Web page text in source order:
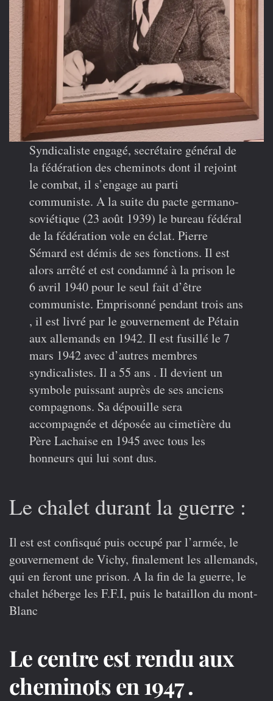
Syndicaliste engagé, secrétaire général de
la fédération des cheminots dont il rejoint
le combat, il s’engage au parti
communiste. A la suite du pacte germano-
soviétique (23 août 1939) le bureau fédéral
de la fédération vole en éclat. Pierre
Sémard est démis de ses fonctions. Il est
alors arrêté et est condamné à la prison le
6 avril 1940 pour le seul fait d’être
communiste. Emprisonné pendant trois ans
, il est livré par le gouvernement de Pétain
aux allemands en 1942. Il est fusillé le 7
mars 1942 avec d’autres membres
syndicalistes. Il a 55 ans . Il devient un
symbole puissant auprès de ses anciens
compagnons. Sa dépouille sera
accompagnée et déposée au cimetière du
Père Lachaise en 1945 avec tous les
honneurs qui lui sont dus.
Le chalet durant la guerre :
Il est est confisqué puis occupé par l’armée, le
gouvernement de Vichy, finalement les allemands,
qui en feront une prison. A la fin de la guerre, le
chalet héberge les F.F.I, puis le bataillon du mont-
Blanc
Le centre est rendu aux
cheminots en 1947 .